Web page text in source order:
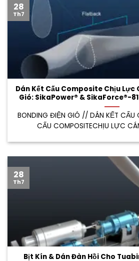
Dán Kết Cấu Composite Chịu Lực
Gió: SikaPower® & SikaForce®-
BONDING ĐIỆN GIÓ // DÁN KẾT CẤU
CẤU COMPOSITECHỊU LỰC
28
Th7
Bịt Kín & Dán Đàn Hồi Cho
28
Th7